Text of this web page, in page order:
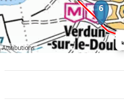
6
Attributions